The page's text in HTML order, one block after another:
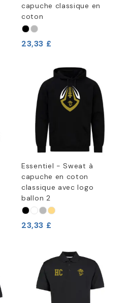
capuche classique en
coton
23,33 £
Essentiel - Sweat à
capuche en coton
classique avec logo
ballon 2
23,33 £